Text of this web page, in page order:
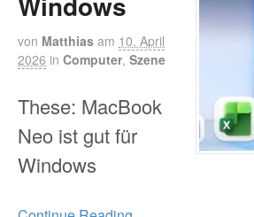
von Matthias am 10. April
2026 in Computer, Szene
These: MacBook
Neo ist gut für
Windows